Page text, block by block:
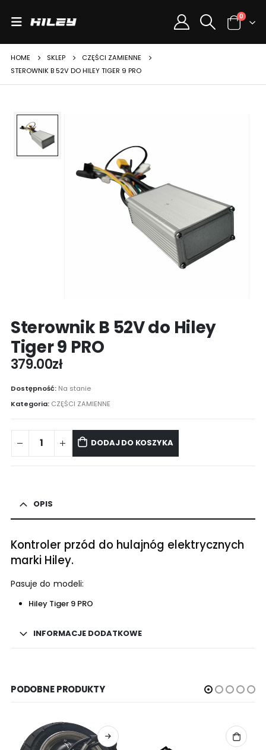
0
HOME SKLEP
CZĘŚCI ZAMIENNE
STEROWNIK B 52V DO HILEY TIGER 9 PRO
Sterownik B 52V do Hiley
Tiger 9 PRO
379.00zł
Dostępność: Na stanie
Kategoria: CZĘŚCI ZAMIENNE
DODAJ DO KOSZYKA
OPIS
Kontroler przód do hulajnóg elektrycznych
marki Hiley.
Pasuje do modeli:
Hiley Tiger 9 PRO
INFORMACJE DODATKOWE
PODOBNE PRODUKTY